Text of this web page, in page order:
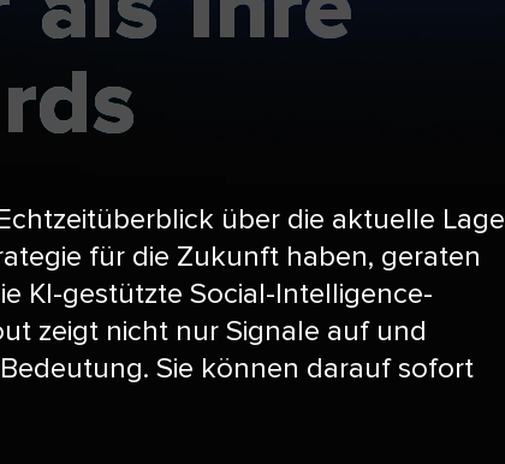
über die aktuelle Lage
für die Zukunft haben, geraten
KI-gestützte Social-Intelligence-
zeigt nicht nur Signale auf und
Sie können darauf sofort